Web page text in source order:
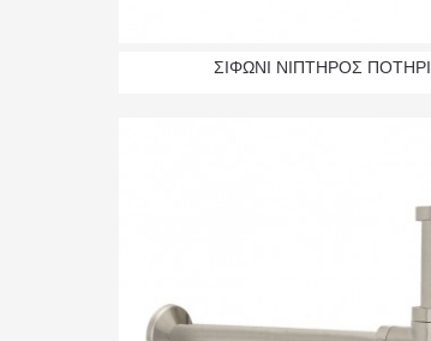
ΣΙΦΩΝΙ ΝΙΠΤΗΡΟΣ ΠΟΤΗΡΙ